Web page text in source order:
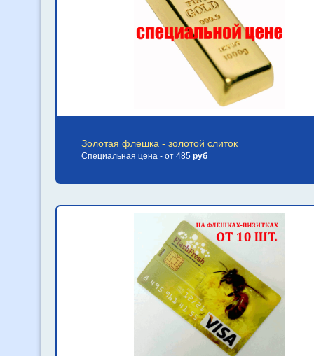
Золотая флешка - золотой слиток
Специальная цена - от 485 руб